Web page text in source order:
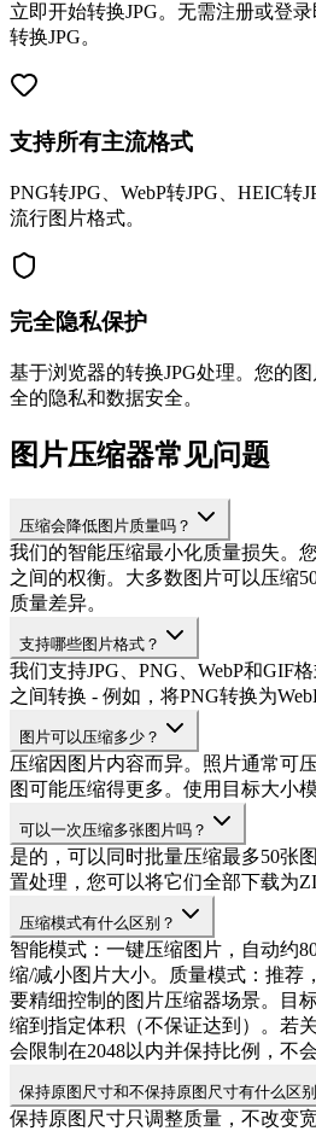
立即开始转换JPG。无需注册或登
转换JPG。
支持所有主流格式
PNG转JPG、WebP转JPG、HEIC
流行图片格式。
完全隐私保护
基于浏览器的转换JPG处理。您的
全的隐私和数据安全。
图片压缩器常见问题
压缩会降低图片质量吗？
我们的智能压缩最小化质量损失。
之间的权衡。大多数图片可以压缩
质量差异。
支持哪些图片格式？
我们支持JPG、PNG、WebP和GIF
之间转换 - 例如，将PNG转换为
图片可以压缩多少？
压缩因图片内容而异。照片通常可
图可能压缩得更多。使用目标大小
可以一次压缩多张图片吗？
是的，可以同时批量压缩最多50张
置处理，您可以将它们全部下载为
压缩模式有什么区别？
智能模式：一键压缩图片，自动约
缩/减小图片大小。质量模式：推荐
要精细控制的图片压缩器场景。目
缩到指定体积（不保证达到）。若
会限制在2048以内并保持比例，不会
保持原图尺寸和不保持原图尺寸有什么区
保持原图尺寸只调整质量，不改变